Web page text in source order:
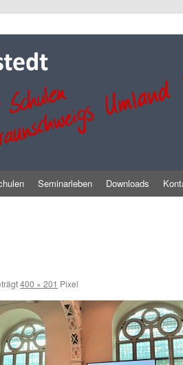
Seminarleben Downloads
400 × 201 Pixel